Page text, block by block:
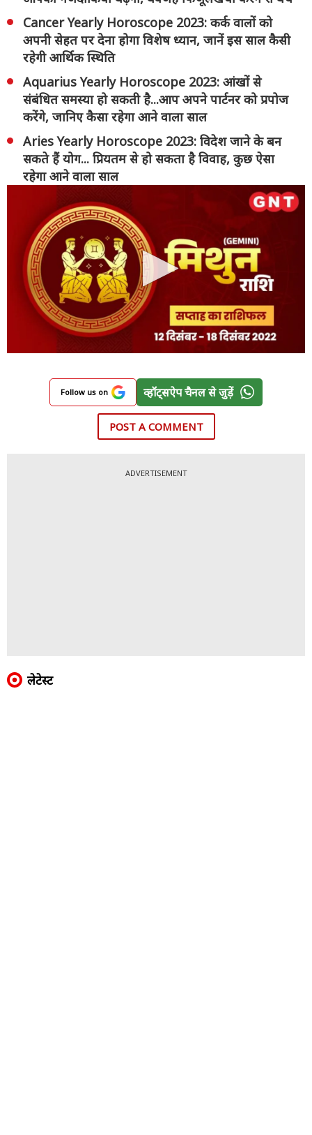
Cancer Yearly Horoscope 2023: कर्क वालों को
अपनी सेहत पर देना होगा विशेष ध्यान, जानें इस साल कैसी
रहेगी आर्थिक स्थिति
Aquarius Yearly Horoscope 2023: आंखों से
संबंधित समस्या हो सकती है...आप अपने पार्टनर को प्रपोज
करेंगे, जानिए कैसा रहेगा आने वाला साल
Aries Yearly Horoscope 2023: विदेश जाने के बन
सकते हैं योग... प्रियतम से हो सकता है विवाह, कुछ ऐसा
रहेगा आने वाला साल
Follow us on व्हॉट्सऐप चैनल से जुड़ें
POST A COMMENT
ADVERTISEMENT
लेटेस्ट